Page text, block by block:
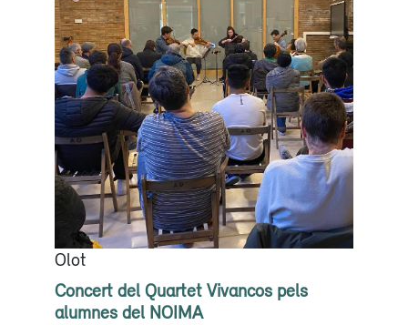
Olot
Concert del Quartet Vivancos pels
alumnes del NOIMA